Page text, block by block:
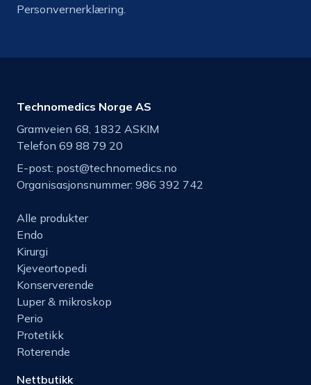
Personvernerklæring.
Technomedics Norge AS
Gramveien 68, 1832 ASKIM
Telefon 69 88 79 20
E-post: post@technomedics.no
Organisasjonsnummer: 986 392 742
Alle produkter
Endo
Kirurgi
Kjeveortopedi
Konserverende
Luper & mikroskop
Perio
Protetikk
Roterende
Nettbutikk